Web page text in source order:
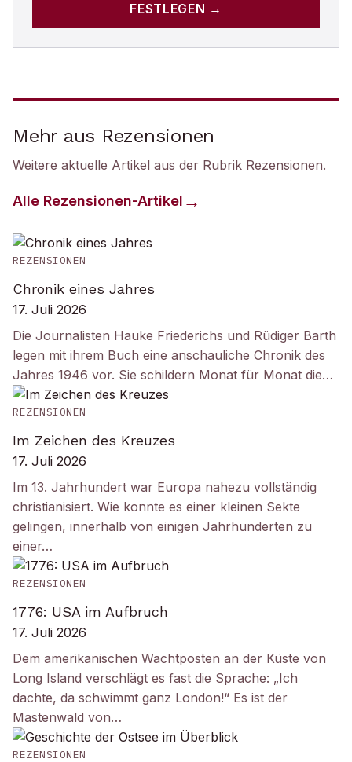
FESTLEGEN →
Mehr aus Rezensionen
Weitere aktuelle Artikel aus der Rubrik Rezensionen.
Alle Rezensionen-Artikel
REZENSIONEN
Chronik eines Jahres
17. Juli 2026
Die Journalisten Hauke Friederichs und Rüdiger Barth
legen mit ihrem Buch eine anschauliche Chronik des
Jahres 1946 vor. Sie schildern Monat für Monat die…
REZENSIONEN
Im Zeichen des Kreuzes
17. Juli 2026
Im 13. Jahrhundert war Europa nahezu vollständig
christianisiert. Wie konnte es einer kleinen Sekte
gelingen, innerhalb von einigen Jahrhunderten zu
einer…
REZENSIONEN
1776: USA im Aufbruch
17. Juli 2026
Dem amerikanischen Wachtposten an der Küste von
Long Island verschlägt es fast die Sprache: „Ich
dachte, da schwimmt ganz London!“ Es ist der
Mastenwald von…
REZENSIONEN